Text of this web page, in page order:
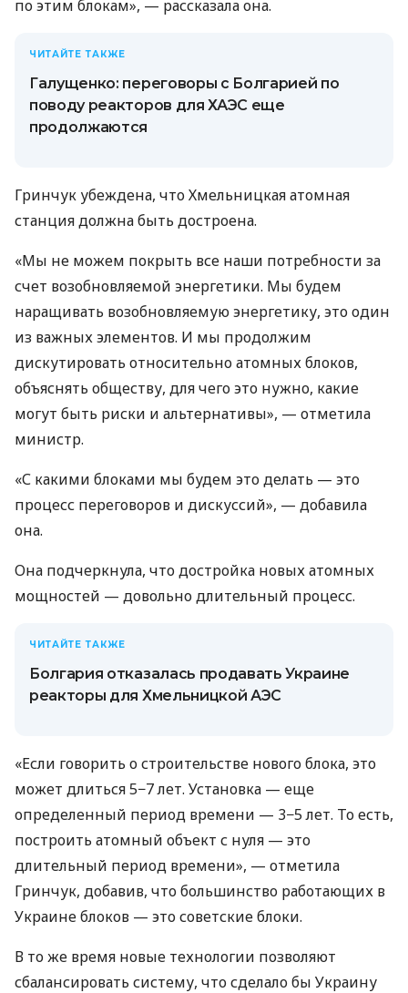
по этим блокам», — рассказала она.
ЧИТАЙТЕ ТАКЖЕ
Галущенко: переговоры с Болгарией по
поводу реакторов для ХАЭС еще
продолжаются
Гринчук убеждена, что Хмельницкая атомная
станция должна быть достроена.
«Мы не можем покрыть все наши потребности за
счет возобновляемой энергетики. Мы будем
наращивать возобновляемую энергетику, это один
из важных элементов. И мы продолжим
дискутировать относительно атомных блоков,
объяснять обществу, для чего это нужно, какие
могут быть риски и альтернативы», — отметила
министр.
«С какими блоками мы будем это делать — это
процесс переговоров и дискуссий», — добавила
она.
Она подчеркнула, что достройка новых атомных
мощностей — довольно длительный процесс.
ЧИТАЙТЕ ТАКЖЕ
Болгария отказалась продавать Украине
реакторы для Хмельницкой АЭС
«Если говорить о строительстве нового блока, это
может длиться 5−7 лет. Установка — еще
определенный период времени — 3−5 лет. То есть,
построить атомный объект с нуля — это
длительный период времени», — отметила
Гринчук, добавив, что большинство работающих в
Украине блоков — это советские блоки.
В то же время новые технологии позволяют
сбалансировать систему, что сделало бы Украину